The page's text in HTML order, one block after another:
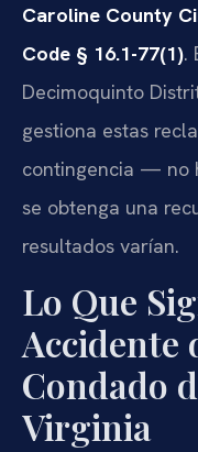
Caroline County
Code § 16.1-77(1).
Decimoquinto
gestiona estas
contingencia — no
se obtenga una
resultados varían.
Lo Que
Accidente
Condado
Virginia